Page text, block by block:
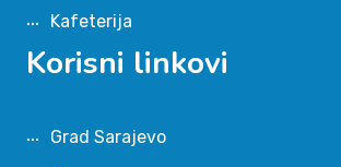
Kafeterija
Korisni linkovi
Grad Sarajevo